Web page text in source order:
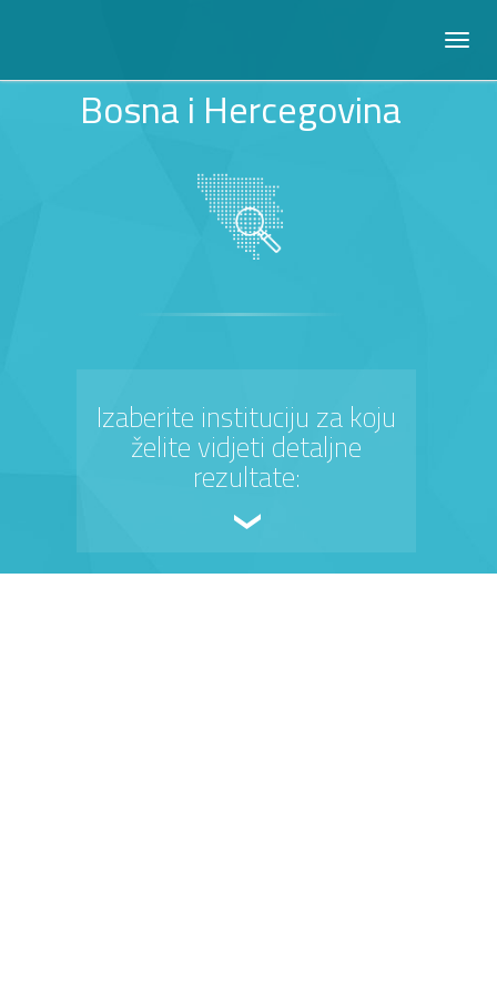
Bosna i Hercegovina
Izaberite instituciju za koju
želite vidjeti detaljne
rezultate: